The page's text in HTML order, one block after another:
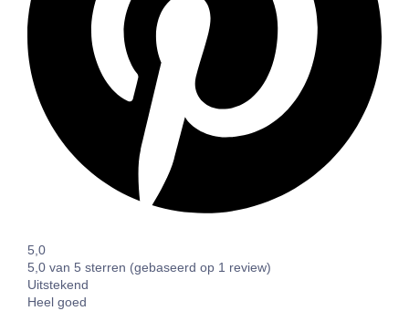
5,0
5,0 van 5 sterren (gebaseerd op 1 review)
Uitstekend
Heel goed